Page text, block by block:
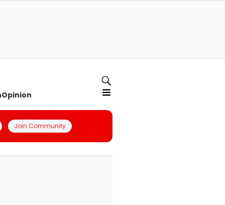
Opinion
Join Community